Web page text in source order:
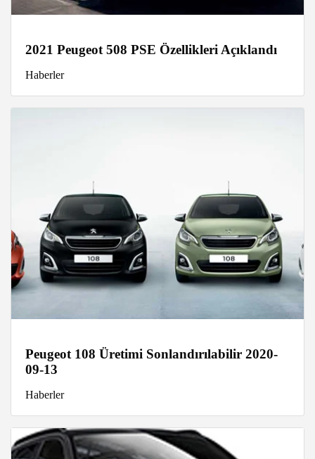
2021 Peugeot 508 PSE Özellikleri Açıklandı
Haberler
Peugeot 108 Üretimi Sonlandırılabilir 2020-
09-13
Haberler